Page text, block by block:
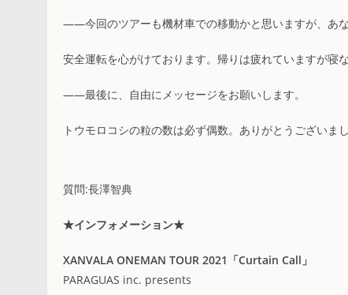
――今回のツアーも機材車での移動かと思いますが、あ
安全運転を心がけております。帰りは疲れていますが寝
――最後に、自由にメッセージをお願いします。
トウモロコシの粒の数は必ず偶数。ありがとうございまし
質問:長澤智典
★インフォメーション★
XANVALA ONEMAN TOUR 2021「Curtain Call」
PARAGUAS inc. presents